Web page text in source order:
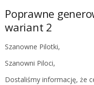
Poprawne
wariant 2
Szanowne Pilotki,
Szanowni Piloci,
Dostaliśmy informację, że